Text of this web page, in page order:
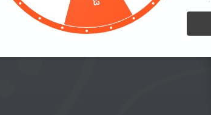
Voco Ufi gel P Yumuşak Besleme
yapmalısınız.